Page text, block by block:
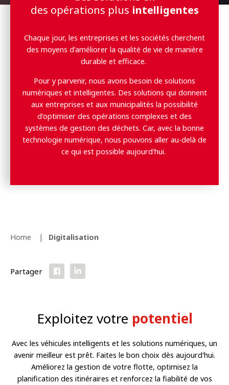
des opérations plus intelligentes
Chaque jour, les entreprises et les sociétés cherchent
des moyens d'améliorer la qualité de vie de manière
durable et efficace.
Pour y parvenir, nous avons besoin de solutions
numériques et intelligentes. Des solutions qui donnent
aux entreprises et aux municipalités la possibilité
d'optimiser des opérations complexes et des
systèmes de gestion des déchets. Car, avec la bonne
technologie numérique, nous pouvons aller au-delà de
ce qui est possible aujourd'hui.
Home Digitalisation
Partager
Exploitez votre potentiel
Avec les véhicules intelligents et les solutions numériques, un
avenir meilleur est prêt. Faites le bon choix dès aujourd'hui.
Améliorez la gestion de votre flotte, optimisez la
planification des itinéraires et renforcez la fiabilité de vos